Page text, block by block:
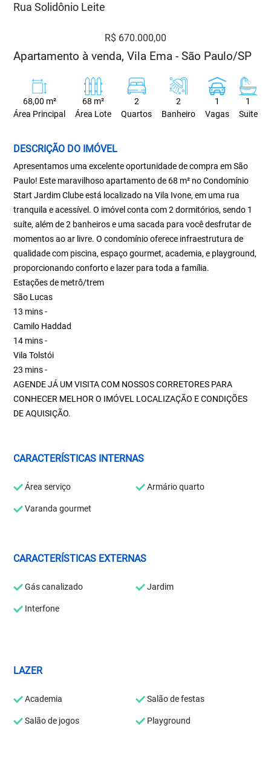
Rua Solidônio Leite
R$ 670.000,00
Apartamento à venda, Vila Ema - São Paulo/SP
68,00 m²
Área Principal
68 m²
Área Lote
2
Quartos
2
Banheiro
1
Vagas
1
Suite
DESCRIÇÃO DO IMÓVEL
Apresentamos uma excelente oportunidade de compra em São
Paulo! Este maravilhoso apartamento de 68 m² no Condomínio
Start Jardim Clube está localizado na Vila Ivone, em uma rua
tranquila e acessível. O imóvel conta com 2 dormitórios, sendo 1
suíte, além de 2 banheiros e uma sacada para você desfrutar de
momentos ao ar livre. O condomínio oferece infraestrutura de
qualidade com piscina, espaço gourmet, academia, e playground,
proporcionando conforto e lazer para toda a família.
Estações de metrô/trem
São Lucas
13 mins -
Camilo Haddad
14 mins -
Vila Tolstói
23 mins -
AGENDE JÁ UM VISITA COM NOSSOS CORRETORES PARA
CONHECER MELHOR O IMÓVEL LOCALIZAÇÃO E CONDIÇÕES
DE AQUISIÇÃO.
CARACTERÍSTICAS INTERNAS
Área serviço Armário quarto
Varanda gourmet
CARACTERÍSTICAS EXTERNAS
Gás canalizado Jardim
Interfone
LAZER
Academia Salão de festas
Salão de jogos Playground